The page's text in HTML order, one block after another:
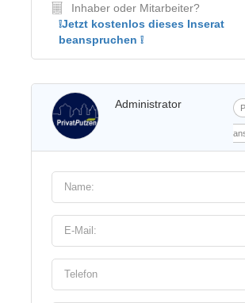
Inhaber oder Mitarbeiter?
❕Jetzt kostenlos dieses Inserat
beanspruchen ❕
Administrator